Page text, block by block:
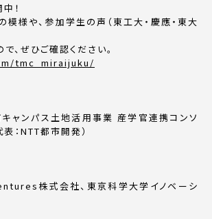
！
模様や、参加学生の声（東工大・慶應・東大
、ぜひご確認ください。
tmc_miraijuku/
ャンパス土地活用事業 産学官連携コンソ
：NTT都市開発）
株式会社、東京科学大学イノベーシ